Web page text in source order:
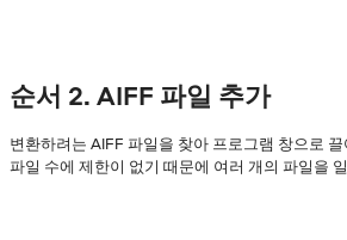
순서 2. AIFF 파일 추가
변환하려는 AIFF 파일을 찾아 프로그램 창으로
파일 수에 제한이 없기 때문에 여러 개의 파일을